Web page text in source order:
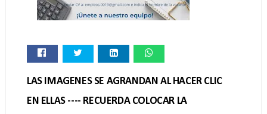
LAS IMAGENES SE AGRANDAN AL HACER CLIC
EN ELLAS ---- RECUERDA COLOCAR LA